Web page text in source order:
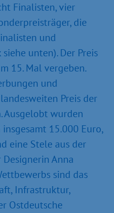
Finalisten, vier
die
und
unten). Der Preis
15. Mal vergeben.
und
Preis der
Ausgelobt wurden
15.000 Euro,
eine Stele aus der
Anna
sind das
Infrastruktur,
Ostdeutsche